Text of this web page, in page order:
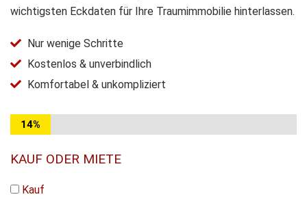
wichtigsten Eckdaten für Ihre Traumimmobilie hinterlassen.
Nur wenige Schritte
Kostenlos & unverbindlich
Komfortabel & unkompliziert
14%
KAUF ODER MIETE
Kauf